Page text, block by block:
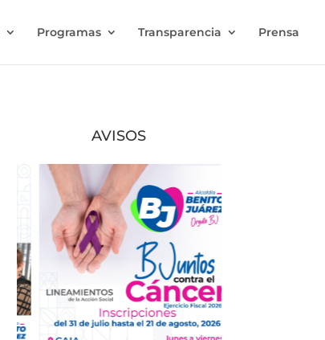
Programas Transparencia Prensa
AVISOS